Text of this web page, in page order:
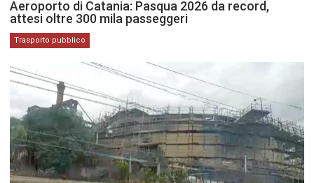
Aeroporto di Catania: Pasqua 2026 da record,
attesi oltre 300 mila passeggeri
Trasporto pubblico